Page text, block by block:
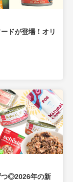
ドが登場！オリ
つ◎2026年の新